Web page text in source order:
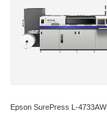
Epson SurePress L-4733AW